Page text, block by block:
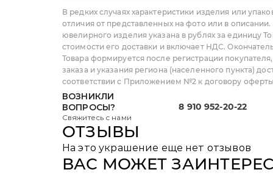
В редких случаях характеристики изделия или
отличия от представленных на фото или в
ювелирного изделия указана в рублях за единицу
стоимости его доставки и включает НДС.
Товара формируется после регистрации
заказа и указания региона (населенного пункта)
соответствии с Приложением №2 к договору
ВОЗНИКЛИ
ВОПРОСЫ?
Свяжитесь с нами
8 910 952-20-22
ОТЗЫВЫ
На это украшение еще нет отзывов
ВАС МОЖЕТ